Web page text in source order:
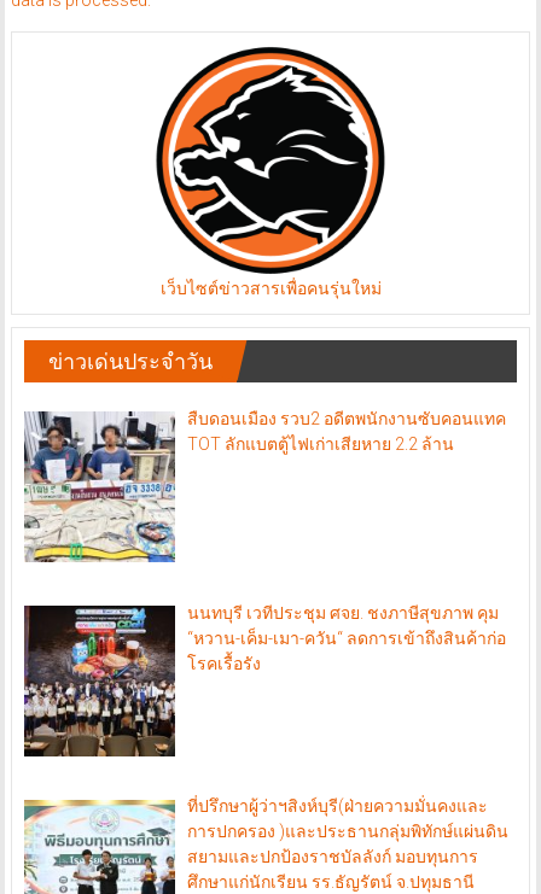
เว็บไซต์ข่าวสารเพื่อคนรุ่นใหม่
ข่าวเด่นประจำวัน
สืบดอนเมือง รวบ2 อดีตพนักงานซับคอนแทค
TOT ลักแบตตู้ไฟเก่าเสียหาย 2.2 ล้าน
นนทบุรี เวทีประชุม ศจย. ชงภาษีสุขภาพ คุม
“หวาน-เค็ม-เมา-ควัน“ ลดการเข้าถึงสินค้าก่อ
โรคเรื้อรัง
ที่ปรึกษาผู้ว่าฯสิงห์บุรี(ฝ่ายความมั่นคงและ
การปกครอง )และประธานกลุ่มพิทักษ์แผ่นดิน
สยามและปกป้องราชบัลลังก์ มอบทุนการ
ศึกษาแก่นักเรียน รร.ธัญรัตน์ จ.ปทุมธานี